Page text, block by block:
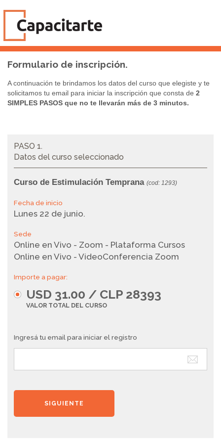
Formulario de inscripción.
A continuación te brindamos los datos del curso que elegiste y te
solicitamos tu email para iniciar la inscripción que consta de 2
SIMPLES PASOS que no te llevarán más de 3 minutos.
PASO 1.
Datos del curso seleccionado
Curso de Estimulación Temprana (cod: 1293)
Fecha de inicio
Lunes 22 de junio.
Sede
Online en Vivo - Zoom - Plataforma Cursos
Online en Vivo - VideoConferencia Zoom
Importe a pagar:
USD 31.00 / CLP 28393
VALOR TOTAL DEL CURSO
Ingresá tu email para iniciar el registro